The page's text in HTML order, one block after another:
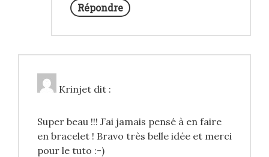
Répondre
Krinjet dit :
Super beau !!! J’ai jamais pensé à en faire
en bracelet ! Bravo très belle idée et merci
pour le tuto :-)